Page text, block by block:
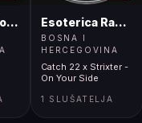
Jelah Tešanj
Esoterica Radio S1
BOSNA I
HERCEGOVINA
Catch 22 x Strixter -
On Your Side
1 SLUŠATELJA